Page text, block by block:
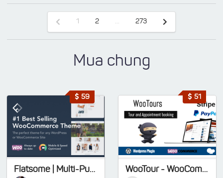
1 2 ... 273
Mua chung
Flatsome | Multi-Purpose Responsive WooCommerce Theme
59
WooTour - WooCommerce Travel Tour and Appointment Booking
51